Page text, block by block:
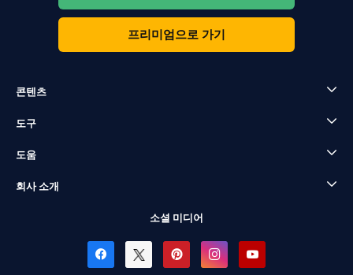
프리미엄으로 가기
콘텐츠
도구
도움
회사 소개
소셜 미디어